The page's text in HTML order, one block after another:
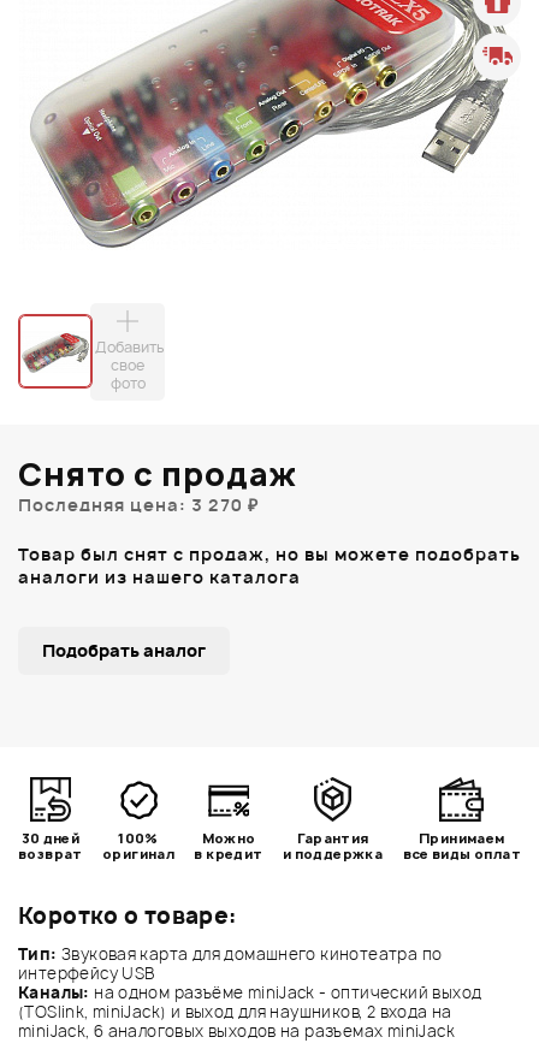
Добавить
свое
фото
Коротко о товаре:
Тип: Звуковая карта для домашнего кинотеатра по
интерфейсу USB
Каналы: на одном разъёме miniJack - оптический выход
(TOSlink, miniJack) и выход для наушников, 2 входа на
miniJack, 6 аналоговых выходов на разъемах miniJack
Снято с продаж
Последняя цена: 3 270 ₽
Товар был снят с продаж, но вы можете подобрать
аналоги из нашего каталога
Подобрать аналог
30 дней
возврат
100%
оригинал
Можно
в кредит
Гарантия
и поддержка
Принимаем
все виды оплат